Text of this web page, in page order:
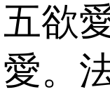
五欲
愛。